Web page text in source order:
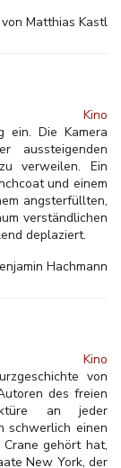
von Matthias Kastl
Kino
ein. Die Kamera
aussteigenden
verweilen. Ein
und einem
angsterfüllten,
verständlichen
deplaziert.
Hachmann
Kino
von
des freien
an jeder
schwerlich einen
gehört hat,
New York, der